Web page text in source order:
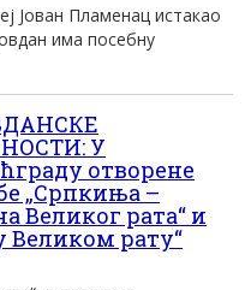
Јован Пламенац истакао
има посебну
У
отворене
„Српкиња –
Великог рата“ и
Великом рату“